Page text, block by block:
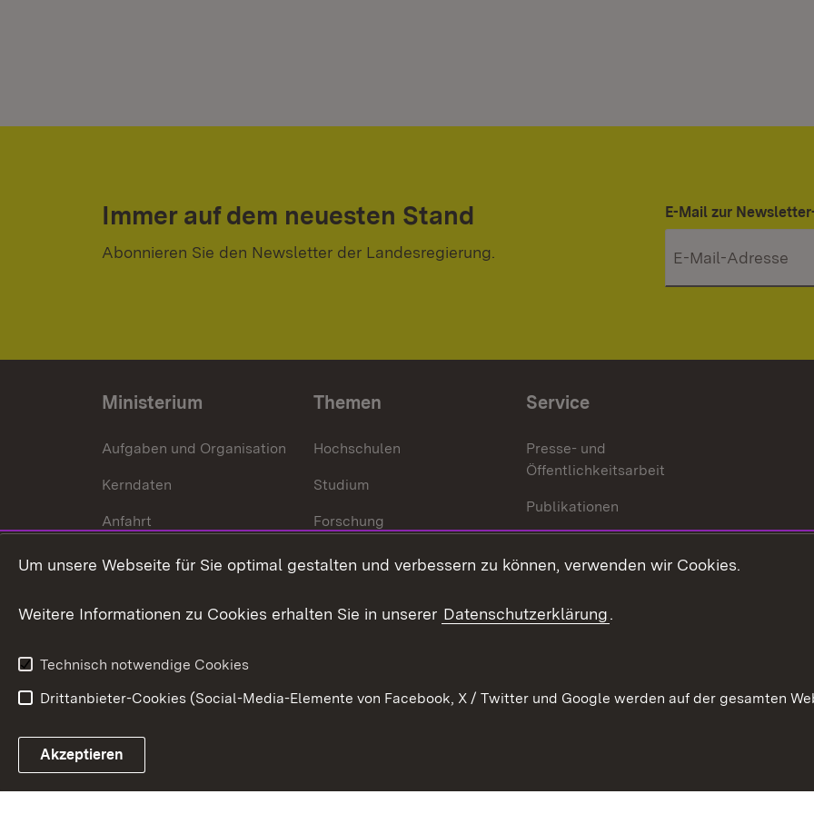
Immer auf dem neuesten Stand
Abonnieren Sie den Newsletter der Landesregierung.
E-Mail zur
Ministerium
Aufgaben und Organisation
Kerndaten
Anfahrt
Themen
Hochschulen
Studium
Forschung
Internationales
Service
Presse- und
Öffentlichkeitsarbeit
Publikationen
Mediathek
Ausschreibungen
Link zum Landesportal
Um unsere Webseite für Sie optimal gestalten und verbessern zu können, verwenden wir Cookies.
Weitere Informationen zu Cookies erhalten Sie in unserer Datenschutzerklärung.
Technisch notwendige Cookies
Drittanbieter-Cookies (Social-Media-Elemente von Facebook, X / Twitter und Google werden auf der gesamten
Akzeptieren